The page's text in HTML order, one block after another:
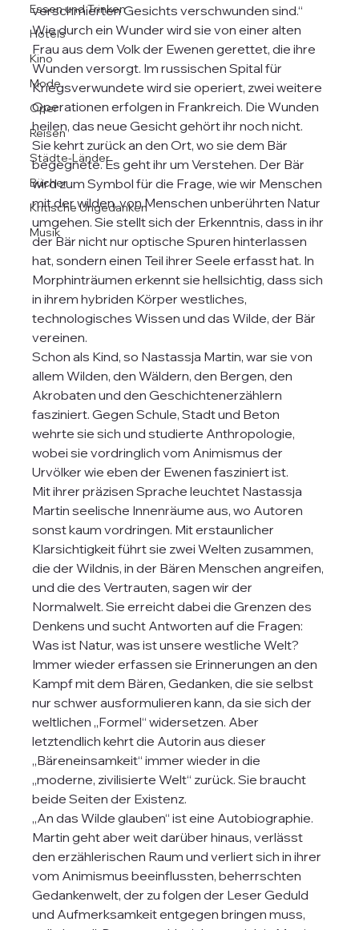
Essen und Trinken
Hotels
Kino
Mode
Oper
Reisen
Städte-Länder
Bücher
Kritische Ungedanken
Musik
verschmierten Gesichts verschwunden sind.“
Wie durch ein Wunder wird sie von einer alten
Frau aus dem Volk der Ewenen gerettet, die ihre
Wunden versorgt. Im russischen Spital für
Kriegsverwundete wird sie operiert, zwei weitere
Operationen erfolgen in Frankreich. Die Wunden
heilen, das neue Gesicht gehört ihr noch nicht.
Sie kehrt zurück an den Ort, wo sie dem Bär
begegnete. Es geht ihr um Verstehen. Der Bär
wird zum Symbol für die Frage, wie wir Menschen
mit der wilden, von Menschen unberührten Natur
umgehen. Sie stellt sich der Erkenntnis, dass in ihr
der Bär nicht nur optische Spuren hinterlassen
hat, sondern einen Teil ihrer Seele erfasst hat. In
Morphinträumen erkennt sie hellsichtig, dass sich
in ihrem hybriden Körper westliches,
technologisches Wissen und das Wilde, der Bär
vereinen.
Schon als Kind, so Nastassja Martin, war sie von
allem Wilden, den Wäldern, den Bergen, den
Akrobaten und den Geschichtenerzählern
fasziniert. Gegen Schule, Stadt und Beton
wehrte sie sich und studierte Anthropologie,
wobei sie vordringlich vom Animismus der
Urvölker wie eben der Ewenen fasziniert ist.
Mit ihrer präzisen Sprache leuchtet Nastassja
Martin seelische Innenräume aus, wo Autoren
sonst kaum vordringen. Mit erstaunlicher
Klarsichtigkeit führt sie zwei Welten zusammen,
die der Wildnis, in der Bären Menschen angreifen,
und die des Vertrauten, sagen wir der
Normalwelt. Sie erreicht dabei die Grenzen des
Denkens und sucht Antworten auf die Fragen:
Was ist Natur, was ist unsere westliche Welt?
Immer wieder erfassen sie Erinnerungen an den
Kampf mit dem Bären, Gedanken, die sie selbst
nur schwer ausformulieren kann, da sie sich der
weltlichen „Formel“ widersetzen. Aber
letztendlich kehrt die Autorin aus dieser
„Bäreneinsamkeit“ immer wieder in die
„moderne, zivilisierte Welt“ zurück. Sie braucht
beide Seiten der Existenz.
„An das Wilde glauben“ ist eine Autobiographie.
Martin geht aber weit darüber hinaus, verlässt
den erzählerischen Raum und verliert sich in ihrer
vom Animismus beeinflussten, beherrschten
Gedankenwelt, der zu folgen der Leser Geduld
und Aufmerksamkeit entgegen bringen muss,